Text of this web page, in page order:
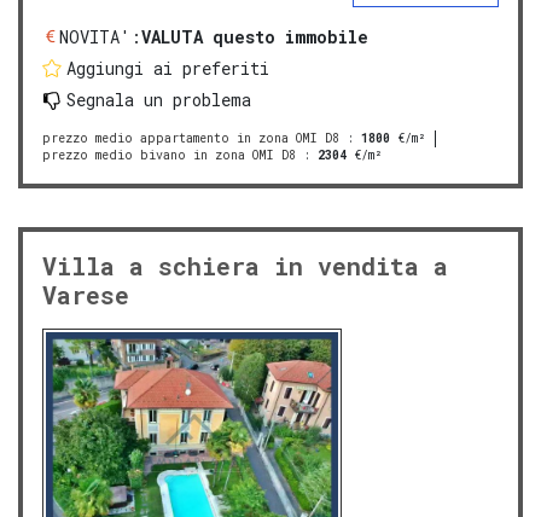
NOVITA':VALUTA questo immobile
Aggiungi ai preferiti
Segnala un problema
prezzo medio appartamento in zona OMI D8 : 1800 €/m²
prezzo medio bivano in zona OMI D8 : 2304 €/m²
Villa a schiera in vendita a
Varese